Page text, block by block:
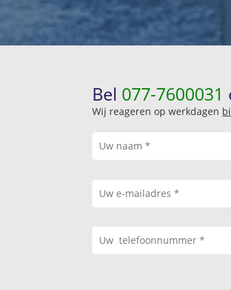
Bel 077-7600031
Wij reageren op werkdagen